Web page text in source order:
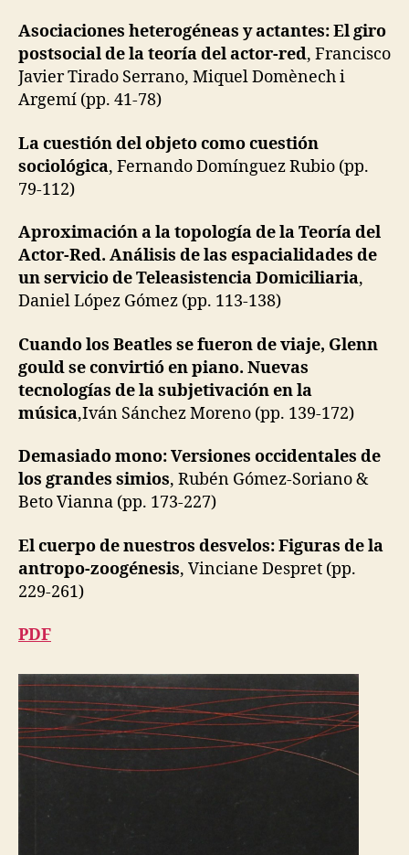
Asociaciones heterogéneas y actantes: El giro
postsocial de la teoría del actor-red, Francisco
Javier Tirado Serrano, Miquel Domènech i
Argemí (pp. 41-78)
La cuestión del objeto como cuestión
sociológica, Fernando Domínguez Rubio (pp.
79-112)
Aproximación a la topología de la Teoría del
Actor-Red. Análisis de las espacialidades de
un servicio de Teleasistencia Domiciliaria,
Daniel López Gómez (pp. 113-138)
Cuando los Beatles se fueron de viaje, Glenn
gould se convirtió en piano. Nuevas
tecnologías de la subjetivación en la
música,Iván Sánchez Moreno (pp. 139-172)
Demasiado mono: Versiones occidentales de
los grandes simios, Rubén Gómez-Soriano &
Beto Vianna (pp. 173-227)
El cuerpo de nuestros desvelos: Figuras de la
antropo-zoogénesis, Vinciane Despret (pp.
229-261)
PDF